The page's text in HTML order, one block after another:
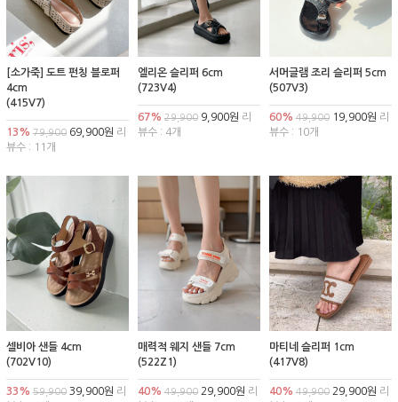
[소가죽] 도트 펀칭 블로퍼
4cm
(415V7)
13% 79,900 69,900원 리
뷰수 : 11개
엘리온 슬리퍼 6cm
(723V4)
67% 29,9009,900원 리
뷰수 : 4개
서머글램 조리 슬리퍼 5cm
(507V3)
60% 49,90019,900원 리
뷰수 : 10개
셀비아 샌들 4cm
(702V10)
33% 59,900 39,900원 리
매력적 웨지 샌들 7cm
(522Z1)
40% 49,90029,900원 리
마티네 슬리퍼 1cm
(417V8)
40% 49,90029,900원 리